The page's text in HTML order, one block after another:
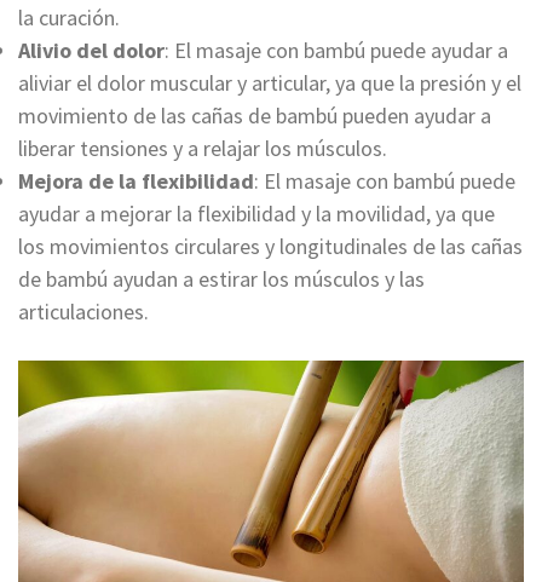
la curación.
Alivio del dolor: El masaje con bambú puede ayudar a
aliviar el dolor muscular y articular, ya que la presión y el
movimiento de las cañas de bambú pueden ayudar a
liberar tensiones y a relajar los músculos.
Mejora de la flexibilidad: El masaje con bambú puede
ayudar a mejorar la flexibilidad y la movilidad, ya que
los movimientos circulares y longitudinales de las cañas
de bambú ayudan a estirar los músculos y las
articulaciones.